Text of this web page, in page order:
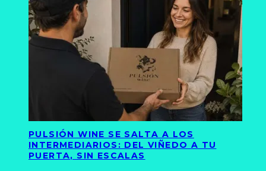
PULSIÓN WINE SE SALTA A LOS
INTERMEDIARIOS: DEL VIÑEDO A TU
PUERTA, SIN ESCALAS